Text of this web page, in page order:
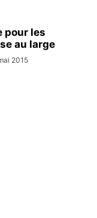
pour les
au large
2015